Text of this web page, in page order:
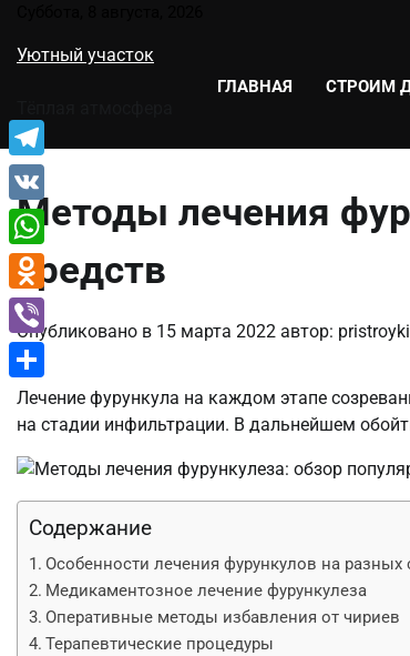
содержимому
Уютный участок
ГЛАВНАЯ СТРОИМ
Методы лечения
средств
Опубликовано в 15 марта 2022 автор:
Лечение фурункула на каждом этапе
на стадии инфильтрации. В дальнейшем
Содержание
Особенности лечения фурункулов на разных
Медикаментозное лечение фурункулеза
Оперативные методы избавления от чириев
Терапевтические процедуры
Telegram
VK
WhatsApp
Odnoklassniki
Viber
Отправить